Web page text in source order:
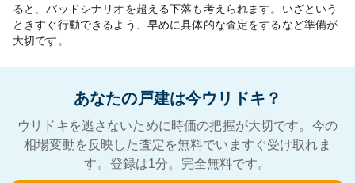
ると、バッドシナリオを超える下落も考えられます。いざという
ときすぐ行動できるよう、早めに具体的な査定をするなど準備が
大切です。
あなたの戸建は今ウリドキ？
ウリドキを逃さないために時価の把握が大切です。今の
相場変動を反映した査定を無料でいますぐ受け取れま
す。登録は1分。完全無料です。